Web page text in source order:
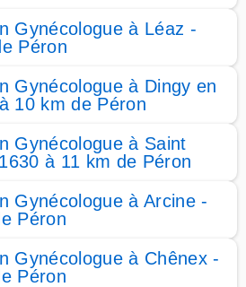
Gynécologue à Léaz -
Péron
Gynécologue à Dingy en
10 km de Péron
Gynécologue à Saint
à 11 km de Péron
Gynécologue à Arcine -
Péron
Gynécologue à Chênex -
Péron